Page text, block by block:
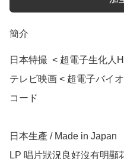
簡介
日本特撮  < 超電子生化人
テレビ映画 < 超電子バイ
コード
日本生產 / Made in Japan
LP 唱片狀況良好沒有明顯